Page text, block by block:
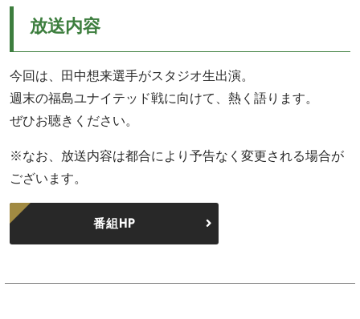
放送内容
今回は、田中想来選手がスタジオ生出演。
週末の福島ユナイテッド戦に向けて、熱く語ります。
ぜひお聴きください。
※なお、放送内容は都合により予告なく変更される場合が
ございます。
番組HP